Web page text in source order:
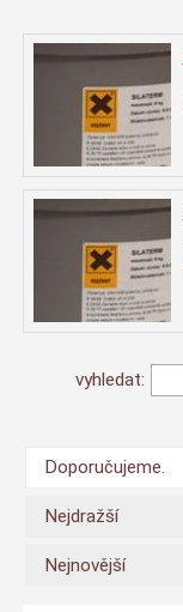
vyhledat:
Doporučujeme.
Nejdražší
Nejnovější